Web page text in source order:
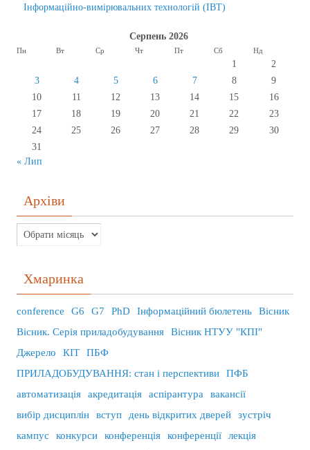
Інформаційно-вимірювальних технологій (ІВТ)
Серпень 2026
Пн Вт Ср Чт Пт Сб Нд
1
2
3
4 5 6 7 8
9
10
11 12 13 14 15
16
17
18 19 20 21 22
23
24
25 26 27 28 29
30
31
« Лип
Архіви
Хмаринка
conference G6 G7 PhD Інформаційний бюлетень
Вісник
Вісник. Серія приладобудування
Вісник НТУУ "КПІ"
Джерело
КІТ
ПБФ
ПРИЛАДОБУДУВАННЯ: стан і перспективи
ПФБ
автоматизація
акредитація аспірантура
вакансії
вибір дисциплін
вступ день відкритих дверей
зустріч
кампус
конкурси конференція конференції
лекція